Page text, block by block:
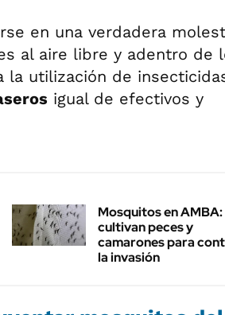
en una verdadera
al aire libre y adentro de
la utilización de
igual de efectivos y
Mosquitos en AMBA:
cultivan peces y
camarones para
la invasión